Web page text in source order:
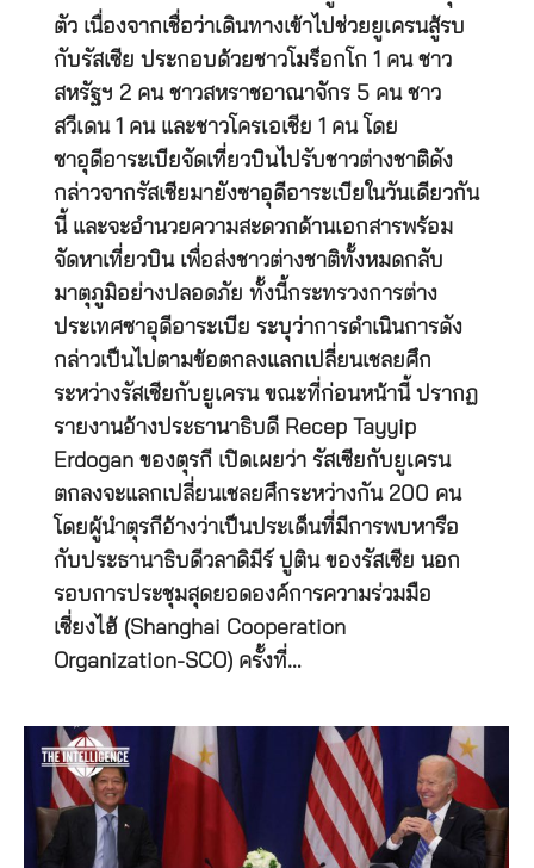
ตัว เนื่องจากเชื่อว่าเดินทางเข้าไปช่วยยูเครนสู้รบ
กับรัสเซีย ประกอบด้วยชาวโมร็อกโก 1 คน ชาว
สหรัฐฯ 2 คน ชาวสหราชอาณาจักร 5 คน ชาว
สวีเดน 1 คน และชาวโครเอเชีย 1 คน โดย
ซาอุดีอาระเบียจัดเที่ยวบินไปรับชาวต่างชาติดัง
กล่าวจากรัสเซียมายังซาอุดีอาระเบียในวันเดียวกัน
นี้ และจะอำนวยความสะดวกด้านเอกสารพร้อม
จัดหาเที่ยวบิน เพื่อส่งชาวต่างชาติทั้งหมดกลับ
มาตุภูมิอย่างปลอดภัย ทั้งนี้กระทรวงการต่าง
ประเทศซาอุดีอาระเบีย ระบุว่าการดำเนินการดัง
กล่าวเป็นไปตามข้อตกลงแลกเปลี่ยนเชลยศึก
ระหว่างรัสเซียกับยูเครน ขณะที่ก่อนหน้านี้ ปรากฏ
รายงานอ้างประธานาธิบดี Recep Tayyip
Erdogan ของตุรกี เปิดเผยว่า รัสเซียกับยูเครน
ตกลงจะแลกเปลี่ยนเชลยศึกระหว่างกัน 200 คน
โดยผู้นำตุรกีอ้างว่าเป็นประเด็นที่มีการพบหารือ
กับประธานาธิบดีวลาดิมีร์ ปูติน ของรัสเซีย นอก
รอบการประชุมสุดยอดองค์การความร่วมมือ
เซี่ยงไฮ้ (Shanghai Cooperation
Organization-SCO) ครั้งที่…